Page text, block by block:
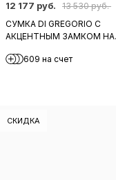
12 177 руб.
13 530 руб.
СУМКА DI GREGORIO С
АКЦЕНТНЫМ ЗАМКОМ НА
609 на счет
СКИДКА